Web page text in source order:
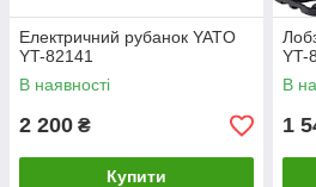
Електричний рубанок YATO
YT-82141
В наявності
2 200 ₴
Купити
YT-
В
1